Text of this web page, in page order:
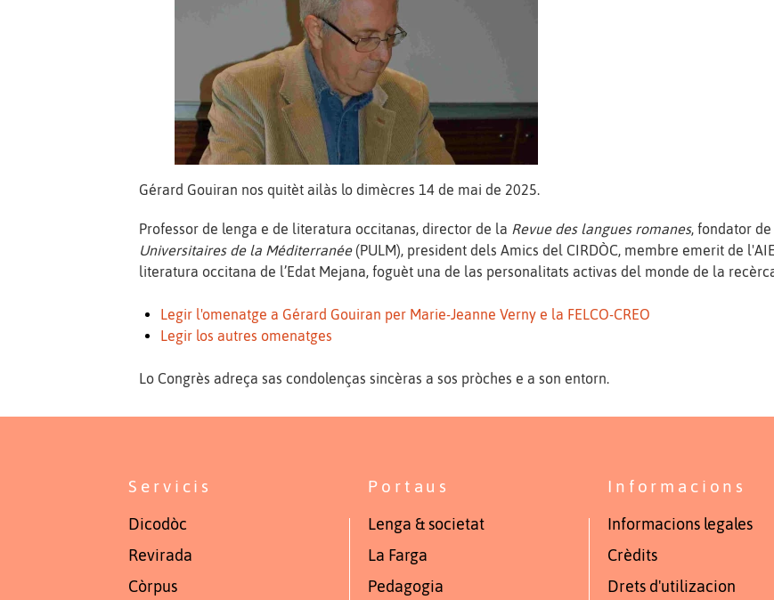
Gérard Gouiran nos quitèt ailàs lo dimècres 14 de mai de 2025.
Professor de lenga e de literatura occitanas, director de la Revue des langues romanes, fondator
Universitaires de la Méditerranée(PULM), president dels Amics del CIRDÒC, membre emerit de
literatura occitana de l’Edat Mejana, foguèt una de las personalitats activas del monde de la
Legir l'omenatge a Gérard Gouiran per Marie-Jeanne Verny e la FELCO-CREO
Legir los autres omenatges
Lo Congrès adreça sas condolenças sincèras a sos pròches e a son entorn.
Servicis
Dicodòc
Revirada
Còrpus
Portaus
Lenga & societat
La Farga
Pedagogia
Informacions
Informacions legales
Crèdits
Drets d'utilizacion